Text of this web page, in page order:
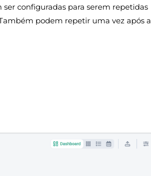
configuradas para serem repetidas
podem repetir uma vez após a